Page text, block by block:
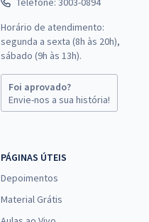
Horário de atendimento:
segunda a sexta (8h às 20h),
sábado (9h às 13h).
Foi aprovado?
Envie-nos a sua história!
PÁGINAS ÚTEIS
Depoimentos
Material Grátis